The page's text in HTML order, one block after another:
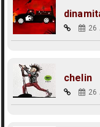
26
chelin
26